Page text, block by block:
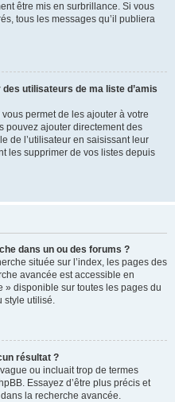
être mis en surbrillance. Si vous
tous les messages qu’il publiera
utilisateurs de ma liste d’amis
permet de les ajouter à votre
pouvez ajouter directement des
de l’utilisateur en saisissant leur
les supprimer de vos listes depuis
dans un ou des forums ?
située sur l’index, les pages des
avancée est accessible en
disponible sur toutes les pages du
style utilisé.
résultat ?
ou incluait trop de termes
Essayez d’être plus précis et
la recherche avancée.